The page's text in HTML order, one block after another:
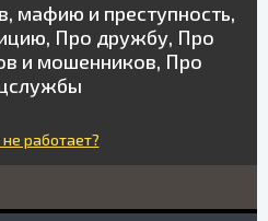
мафию и преступность,
Про дружбу, Про
и мошенников, Про
работает?